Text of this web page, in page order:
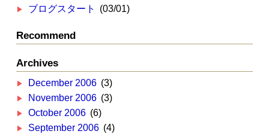
ブログスタート
(03/01)
Recommend
Archives
December 2006 (3)
November 2006 (3)
October 2006 (6)
September 2006 (4)